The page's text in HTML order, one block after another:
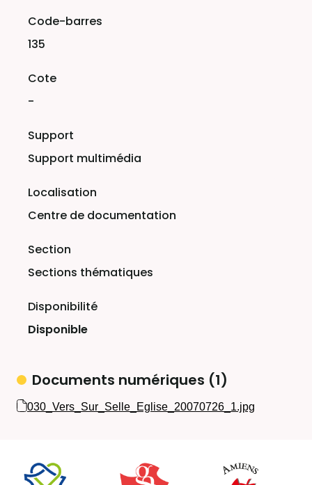
135
-
Support multimédia
Centre de documentation
Sections thématiques
Disponible
Documents numériques (1)
030_Vers_Sur_Selle_Eglise_20070726_1.jpg